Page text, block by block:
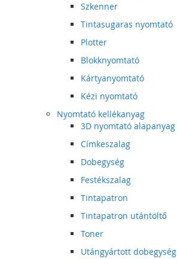
Szkenner
Tintasugaras nyomtató
Plotter
Blokknyomtató
Kártyanyomtató
Kézi nyomtató
Nyomtató kellékanyag
3D nyomtató alapanyag
Címkeszalag
Dobegység
Festékszalag
Tintapatron
Tintapatron utántöltő
Toner
Utángyártott dobegység